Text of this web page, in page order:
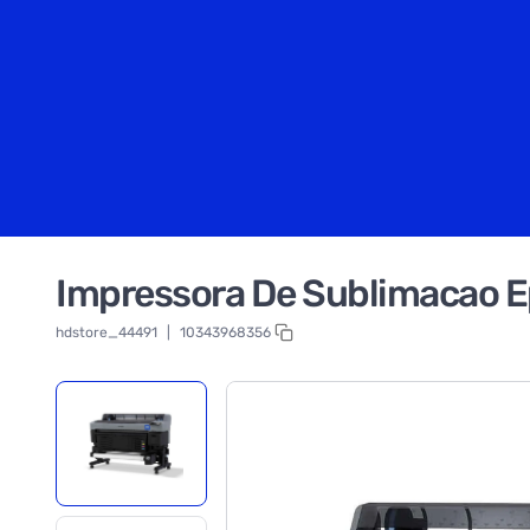
Impressora De Sublimacao
hdstore_44491 10343968356